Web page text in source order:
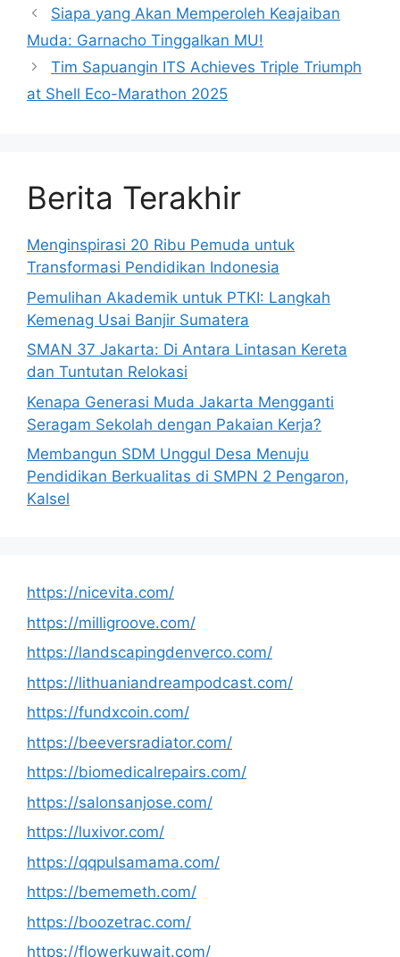
Siapa yang Akan Memperoleh Keajaiban
Muda: Garnacho Tinggalkan MU!
Tim Sapuangin ITS Achieves Triple Triumph
at Shell Eco-Marathon 2025
Berita Terakhir
Menginspirasi 20 Ribu Pemuda untuk
Transformasi Pendidikan Indonesia
Pemulihan Akademik untuk PTKI: Langkah
Kemenag Usai Banjir Sumatera
SMAN 37 Jakarta: Di Antara Lintasan Kereta
dan Tuntutan Relokasi
Kenapa Generasi Muda Jakarta Mengganti
Seragam Sekolah dengan Pakaian Kerja?
Membangun SDM Unggul Desa Menuju
Pendidikan Berkualitas di SMPN 2 Pengaron,
Kalsel
https://nicevita.com/
https://milligroove.com/
https://landscapingdenverco.com/
https://lithuaniandreampodcast.com/
https://fundxcoin.com/
https://beeversradiator.com/
https://biomedicalrepairs.com/
https://salonsanjose.com/
https://luxivor.com/
https://qqpulsamama.com/
https://bememeth.com/
https://boozetrac.com/
https://flowerkuwait.com/